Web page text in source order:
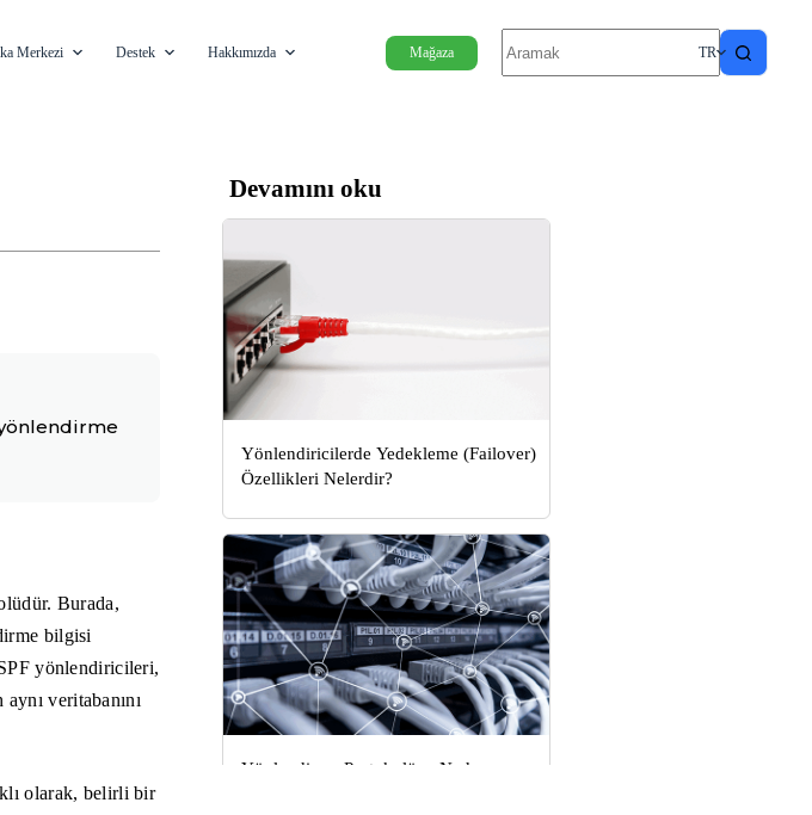
Merkezi Destek Hakkımızda Mağaza TR
Burada,
bilgisi
yönlendiricileri,
veritabanını
olarak, belirli bir
Devamını oku
Yönlendiricilerde Yedekleme (Failover)
Özellikleri Nelerdir?
Yönlendirme Protokolüne Neden